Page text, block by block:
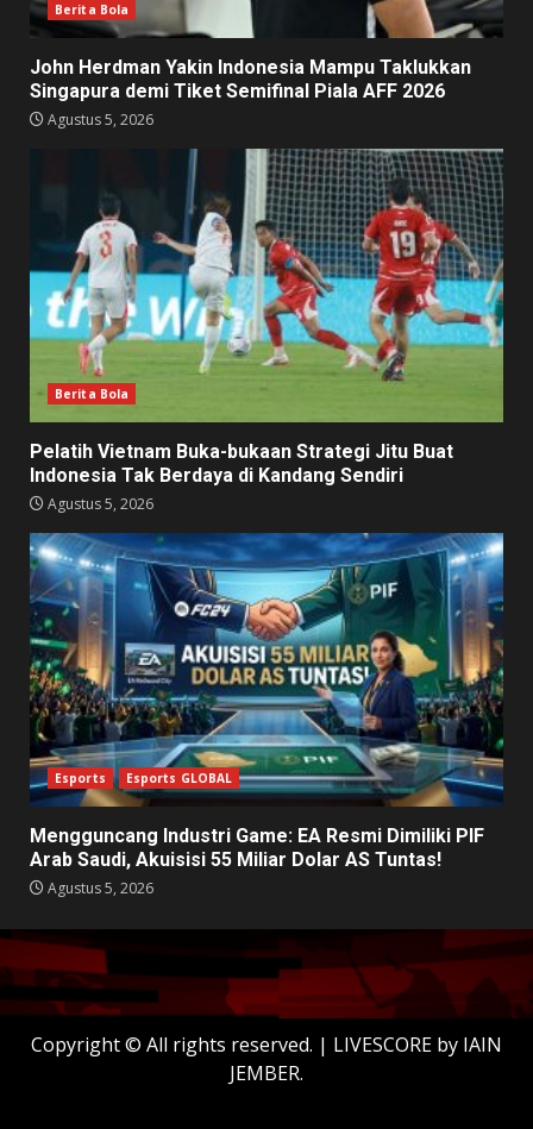
Berita Bola
John Herdman Yakin Indonesia Mampu Taklukkan
Singapura demi Tiket Semifinal Piala AFF 2026
Agustus 5, 2026
Berita Bola
Pelatih Vietnam Buka-bukaan Strategi Jitu Buat
Indonesia Tak Berdaya di Kandang Sendiri
Agustus 5, 2026
Esports Esports GLOBAL
Mengguncang Industri Game: EA Resmi Dimiliki PIF
Arab Saudi, Akuisisi 55 Miliar Dolar AS Tuntas!
Agustus 5, 2026
Copyright © All rights reserved. | LIVESCORE by IAIN
JEMBER.